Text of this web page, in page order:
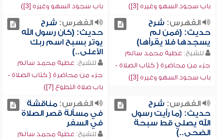
باب سجود السهو وغيره [3])
باب سجود السهو وغيره [3])
الفهرس: شرح
حديث: (فمن لم
يسجدها فلا يقرأها)
للشيخ: عطية محمد سالم
جزء من محاضرة ( كتاب الصلاة -
باب سجود السهو وغيره [3])
الفهرس: شرح
حديث: (كان رسول الله
يوتر بسبح اسم ربك
الأعلى..)
للشيخ: عطية محمد سالم
جزء من محاضرة ( كتاب الصلاة -
باب صلاة التطوع [7])
الفهرس: شرح
حديث: (ما رأيت رسول
الله يصلي قط سبحة
الضحى..)
الفهرس:مناقشة
في مسألة قصر الصلاة
في السفر
للشيخ: عطية محمد سالم